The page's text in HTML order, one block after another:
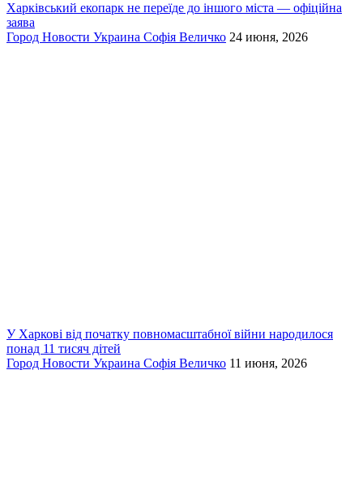
Харківський екопарк не переїде до іншого міста — офіційна
заява
Город Новости Украина Софія Величко 24 июня, 2026
У Харкові від початку повномасштабної війни народилося
понад 11 тисяч дітей
Город Новости Украина Софія Величко 11 июня, 2026